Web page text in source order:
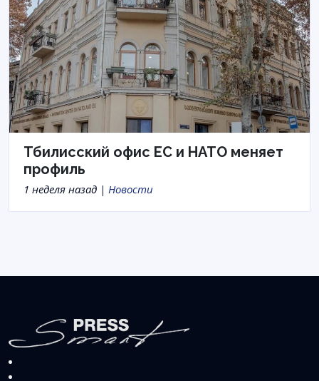
Тбилисский офис ЕС и НАТО меняет
профиль
1 неделя назад | Новости